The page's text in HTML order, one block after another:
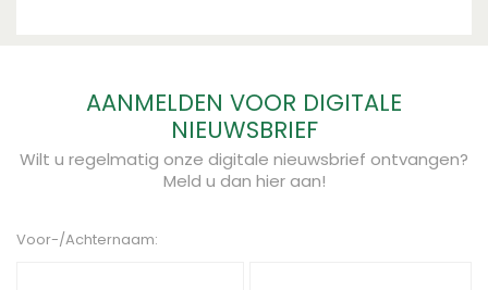
AANMELDEN VOOR DIGITALE
NIEUWSBRIEF
Wilt u regelmatig onze digitale nieuwsbrief ontvangen?
Meld u dan hier aan!
Voor-/Achternaam: